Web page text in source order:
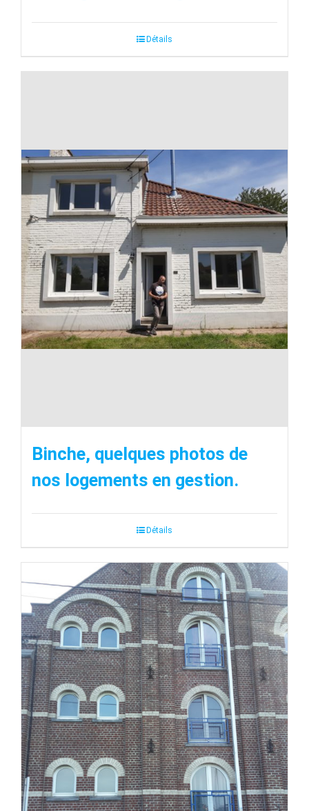
Détails
Binche, quelques photos de
nos logements en gestion.
Détails